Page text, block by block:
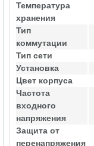
Температура
хранения
Тип
коммутации
Тип сети
Установка
Цвет корпуса
Частота
входного
напряжения
Защита от
перенапряжения